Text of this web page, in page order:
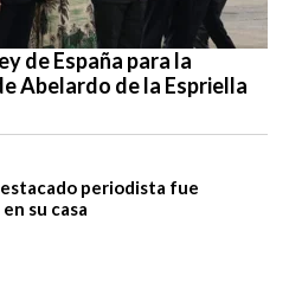
de España para la
Abelardo de la Espriella
periodista fue
su casa